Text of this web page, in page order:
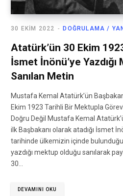
DOĞRULAMA /
30 EKIM 2022
Atatürk’ün 30 Ekim
İsmet İnönü’ye Yazdığı
Sanılan Metin
Mustafa Kemal Atatürk’ün
Ekim 1923 Tarihli Bir Mektupla
Doğru Değil Mustafa Kemal
ilk Başbakanı olarak atadığı İsmet
tarihinde ülkemizin içinde
yazdığı mektup olduğu sanılarak
30…
DEVAMINI OKU